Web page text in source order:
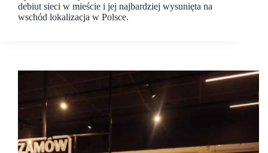
debiut sieci w mieście i jej najbardziej wysunięta na
wschód lokalizacja w Polsce.